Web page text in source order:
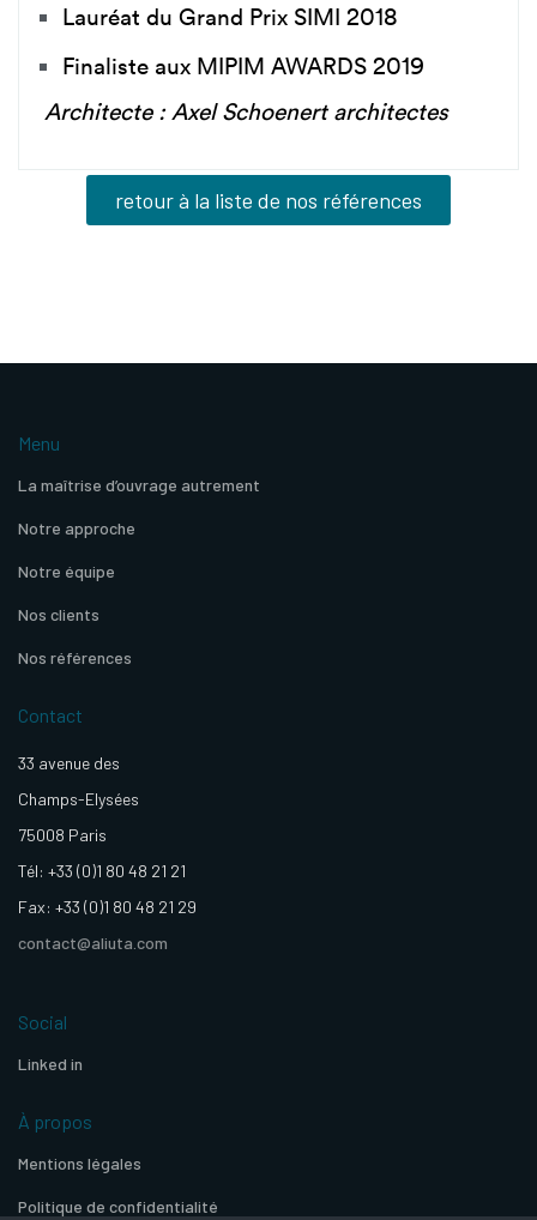
Lauréat du Grand Prix SIMI 2018
Finaliste aux MIPIM AWARDS 2019
Architecte : Axel Schoenert architectes
retour à la liste de nos références
Menu
La maîtrise d’ouvrage autrement
Notre approche
Notre équipe
Nos clients
Nos références
Contact
33 avenue des
Champs-Elysées
75008 Paris
Tél: +33 (0)1 80 48 21 21
Fax: +33 (0)1 80 48 21 29
contact@aliuta.com
Social
Linked in
À propos
Mentions légales
Politique de confidentialité